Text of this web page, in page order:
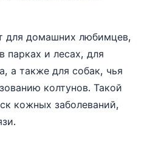
для домашних любимцев,
парках и лесах, для
а также для собак, чья
колтунов. Такой
кожных заболеваний,